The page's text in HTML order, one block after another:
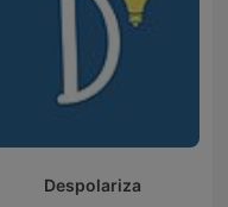
Despolariza